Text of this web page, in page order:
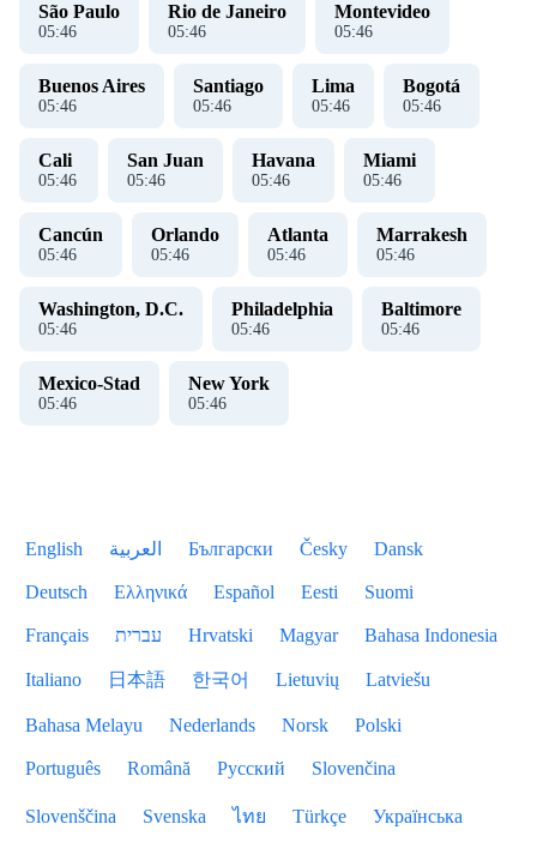
São Paulo
05:46
Rio de Janeiro
05:46
Montevideo
05:46
Buenos Aires
05:46
Santiago
05:46
Lima
05:46
Bogotá
05:46
Cali
05:46
San Juan
05:46
Havana
05:46
Miami
05:46
Cancún
05:46
Orlando
05:46
Atlanta
05:46
Marrakesh
05:46
Washington, D.C.
05:46
Philadelphia
05:46
Baltimore
05:46
Mexico-Stad
05:46
New York
05:46
English العربية Български Česky Dansk
Deutsch Ελληνικά Español Eesti Suomi
Français עברית Hrvatski Magyar Bahasa Indonesia
Italiano 日本語 한국어 Lietuvių Latviešu
Bahasa Melayu Nederlands Norsk Polski
Português Română Русский Slovenčina
Slovenščina Svenska ไทย Türkçe Українська